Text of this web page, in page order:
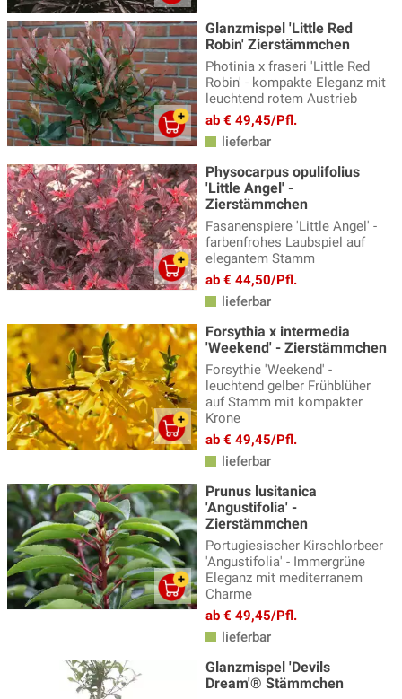
Glanzmispel 'Little Red
Robin' Zierstämmchen
Photinia x fraseri 'Little Red
Robin' - kompakte Eleganz mit
leuchtend rotem Austrieb
ab € 49,45/Pfl.
lieferbar
Physocarpus opulifolius
'Little Angel' -
Zierstämmchen
Fasanenspiere 'Little Angel' -
farbenfrohes Laubspiel auf
elegantem Stamm
ab € 44,50/Pfl.
lieferbar
Forsythia x intermedia
'Weekend' - Zierstämmchen
Forsythie 'Weekend' -
leuchtend gelber Frühblüher
auf Stamm mit kompakter
Krone
ab € 49,45/Pfl.
lieferbar
Prunus lusitanica
'Angustifolia' -
Zierstämmchen
Portugiesischer Kirschlorbeer
'Angustifolia' - Immergrüne
Eleganz mit mediterranem
Charme
ab € 49,45/Pfl.
lieferbar
Glanzmispel 'Devils
Dream'® Stämmchen